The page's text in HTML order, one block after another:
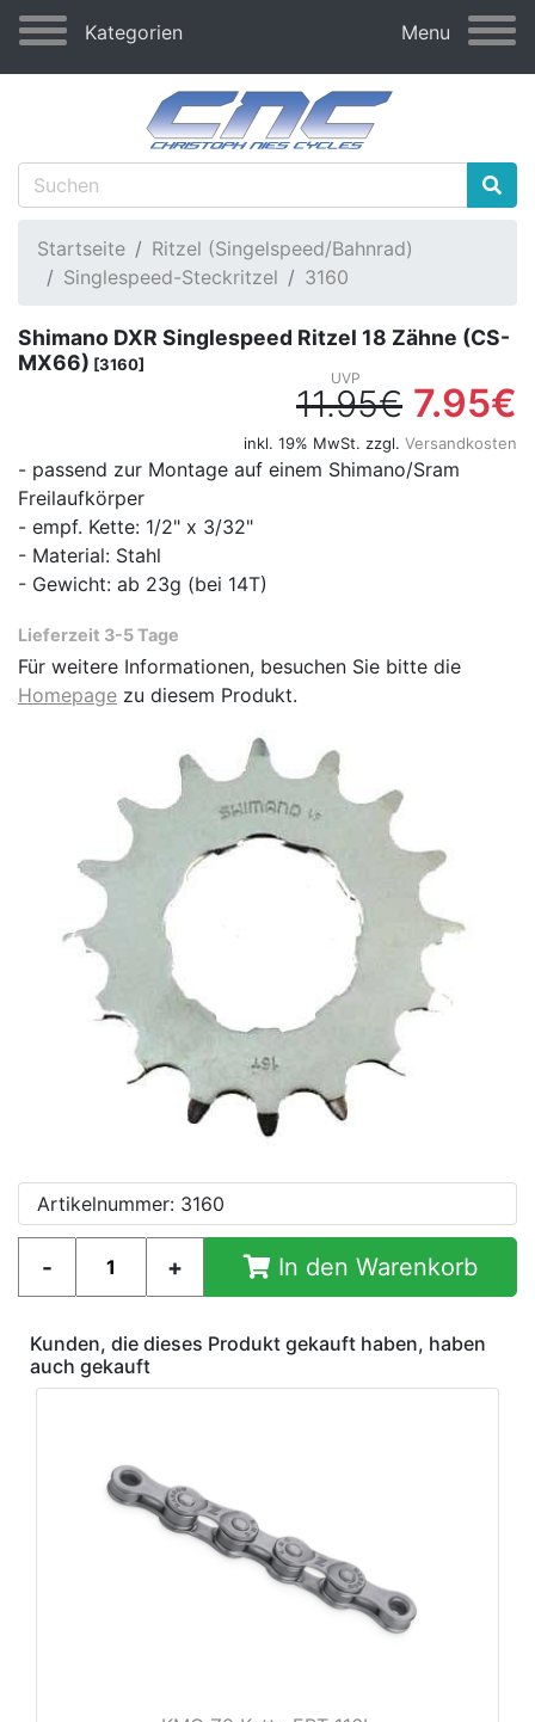
Kategorien Menu
Startseite
Ritzel (Singelspeed/Bahnrad)
Singlespeed-Steckritzel
3160
Shimano DXR Singlespeed Ritzel 18 Zähne (CS-
MX66) [3160]
11.95€ 7.95€
inkl. 19% MwSt. zzgl. Versandkosten
- passend zur Montage auf einem Shimano/Sram
Freilaufkörper
- empf. Kette: 1/2" x 3/32"
- Material: Stahl
- Gewicht: ab 23g (bei 14T)
Lieferzeit 3-5 Tage
Für weitere Informationen, besuchen Sie bitte die
Homepage zu diesem Produkt.
Artikelnummer: 3160
In den Warenkorb
Kunden, die dieses Produkt gekauft haben, haben
auch gekauft